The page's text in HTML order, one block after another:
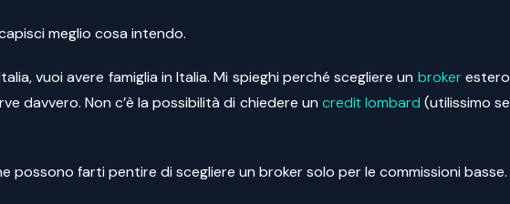
meglio cosa intendo.
vuoi avere famiglia in Italia. Mi spieghi perché scegliere un brokerestero
davvero. Non c’è la possibilità di chiedere un credit lombard (utilissimo se
farti pentire di scegliere un broker solo per le commissioni basse.